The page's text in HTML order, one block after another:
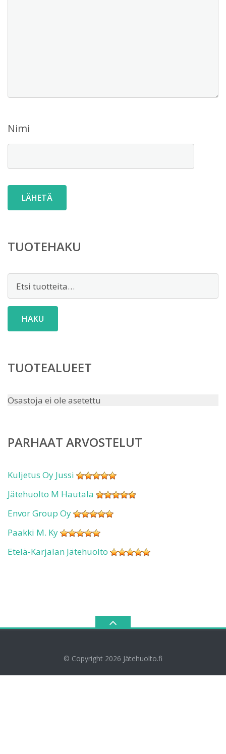
Nimi
TUOTEHAKU
HAKU
TUOTEALUEET
Osastoja ei ole asetettu
PARHAAT ARVOSTELUT
Kuljetus Oy Jussi
Jätehuolto M Hautala
Envor Group Oy
Paakki M. Ky
Etelä-Karjalan Jätehuolto
© Copyright 2026 Jätehuolto.fi